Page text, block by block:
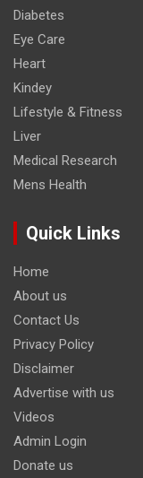
Diabetes
Eye Care
Heart
Kindey
Lifestyle & Fitness
Liver
Medical Research
Mens Health
Quick Links
Home
About us
Contact Us
Privacy Policy
Disclaimer
Advertise with us
Videos
Admin Login
Donate us